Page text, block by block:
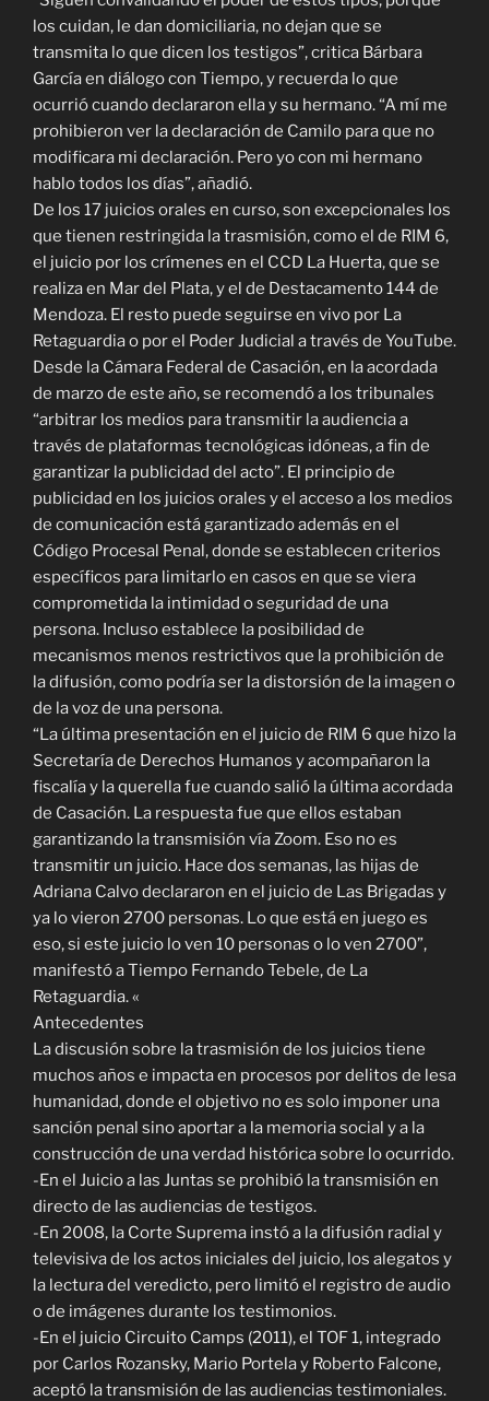
los cuidan, le dan domiciliaria, no dejan que se
transmita lo que dicen los testigos”, critica Bárbara
García en diálogo con Tiempo, y recuerda lo que
ocurrió cuando declararon ella y su hermano. “A mí me
prohibieron ver la declaración de Camilo para que no
modificara mi declaración. Pero yo con mi hermano
hablo todos los días”, añadió.
De los 17 juicios orales en curso, son excepcionales los
que tienen restringida la trasmisión, como el de RIM 6,
el juicio por los crímenes en el CCD La Huerta, que se
realiza en Mar del Plata, y el de Destacamento 144 de
Mendoza. El resto puede seguirse en vivo por La
Retaguardia o por el Poder Judicial a través de YouTube.
Desde la Cámara Federal de Casación, en la acordada
de marzo de este año, se recomendó a los tribunales
“arbitrar los medios para transmitir la audiencia a
través de plataformas tecnológicas idóneas, a fin de
garantizar la publicidad del acto”. El principio de
publicidad en los juicios orales y el acceso a los medios
de comunicación está garantizado además en el
Código Procesal Penal, donde se establecen criterios
específicos para limitarlo en casos en que se viera
comprometida la intimidad o seguridad de una
persona. Incluso establece la posibilidad de
mecanismos menos restrictivos que la prohibición de
la difusión, como podría ser la distorsión de la imagen o
de la voz de una persona.
“La última presentación en el juicio de RIM 6 que hizo la
Secretaría de Derechos Humanos y acompañaron la
fiscalía y la querella fue cuando salió la última acordada
de Casación. La respuesta fue que ellos estaban
garantizando la transmisión vía Zoom. Eso no es
transmitir un juicio. Hace dos semanas, las hijas de
Adriana Calvo declararon en el juicio de Las Brigadas y
ya lo vieron 2700 personas. Lo que está en juego es
eso, si este juicio lo ven 10 personas o lo ven 2700”,
manifestó a Tiempo Fernando Tebele, de La
Retaguardia. «
Antecedentes
La discusión sobre la trasmisión de los juicios tiene
muchos años e impacta en procesos por delitos de lesa
humanidad, donde el objetivo no es solo imponer una
sanción penal sino aportar a la memoria social y a la
construcción de una verdad histórica sobre lo ocurrido.
-En el Juicio a las Juntas se prohibió la transmisión en
directo de las audiencias de testigos.
-En 2008, la Corte Suprema instó a la difusión radial y
televisiva de los actos iniciales del juicio, los alegatos y
la lectura del veredicto, pero limitó el registro de audio
o de imágenes durante los testimonios.
-En el juicio Circuito Camps (2011), el TOF 1, integrado
por Carlos Rozansky, Mario Portela y Roberto Falcone,
aceptó la transmisión de las audiencias testimoniales.